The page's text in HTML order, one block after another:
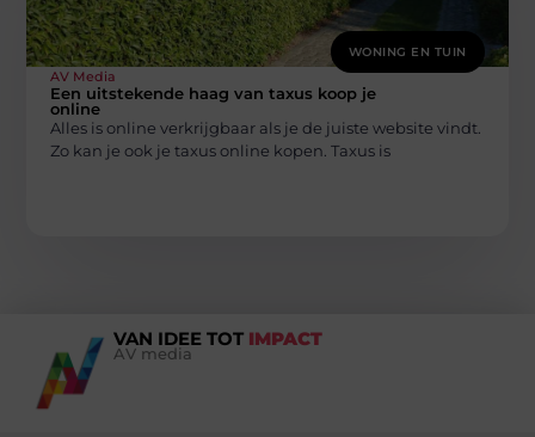
WONING EN TUIN
AV Media
Een uitstekende haag van taxus koop je
online
Alles is online verkrijgbaar als je de juiste website vindt.
Zo kan je ook je taxus online kopen. Taxus is
VAN IDEE TOT IMPACT
AV media